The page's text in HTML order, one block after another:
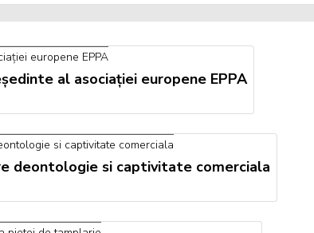
al asociației europene EPPA
deontologie si captivitate comerciala